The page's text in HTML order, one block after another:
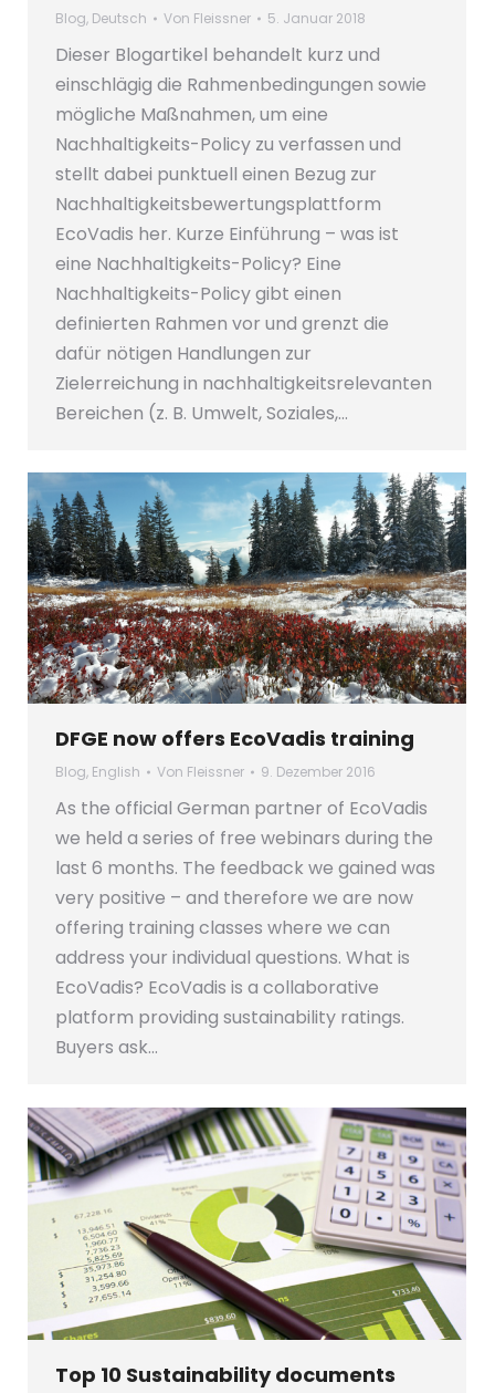
Blog, Deutsch Von Fleissner 5. Januar 2018
Dieser Blogartikel behandelt kurz und
einschlägig die Rahmenbedingungen sowie
mögliche Maßnahmen, um eine
Nachhaltigkeits-Policy zu verfassen und
stellt dabei punktuell einen Bezug zur
Nachhaltigkeitsbewertungsplattform
EcoVadis her. Kurze Einführung – was ist
eine Nachhaltigkeits-Policy? Eine
Nachhaltigkeits-Policy gibt einen
definierten Rahmen vor und grenzt die
dafür nötigen Handlungen zur
Zielerreichung in nachhaltigkeitsrelevanten
Bereichen (z. B. Umwelt, Soziales,…
DFGE now offers EcoVadis training
Blog, English Von Fleissner 9. Dezember 2016
As the official German partner of EcoVadis
we held a series of free webinars during the
last 6 months. The feedback we gained was
very positive – and therefore we are now
offering training classes where we can
address your individual questions. What is
EcoVadis? EcoVadis is a collaborative
platform providing sustainability ratings.
Buyers ask…
Top 10 Sustainability documents